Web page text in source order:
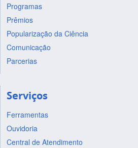
Programas
Prêmios
Popularização da Ciência
Comunicação
Parcerias
Serviços
Ferramentas
Ouvidoria
Central de Atendimento